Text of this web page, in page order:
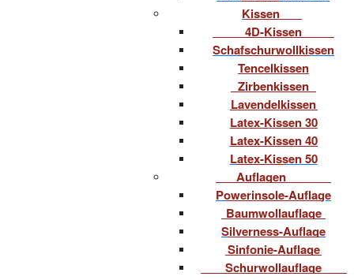
Kissen
4D-Kissen
Schafschurwollkissen
Tencelkissen
Zirbenkissen
Lavendelkissen
Latex-Kissen 30
Latex-Kissen 40
Latex-Kissen 50
Auflagen
Powerinsole-Auflage
Baumwollauflage
Silverness-Auflage
Sinfonie-Auflage
Schurwollauflage